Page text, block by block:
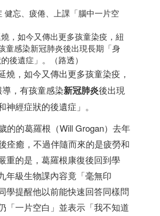
，如今又傳出更多孩童染疫，紐
童感染新冠肺炎後出現長期「身
後遺症」。（路透）
燒，如今又傳出更多孩童染疫，
導，有孩童感染新冠肺炎後出現
經症狀的後遺症」。
的的葛羅根（Will Grogan）去年
痊癒，不過伴隨而來的是疲勞和
重的是，葛羅根康復後回到學
年級生物課內容竟「毫無印
學提醒他以前能快速回答同樣問
「一片空白」並表示「我不知道